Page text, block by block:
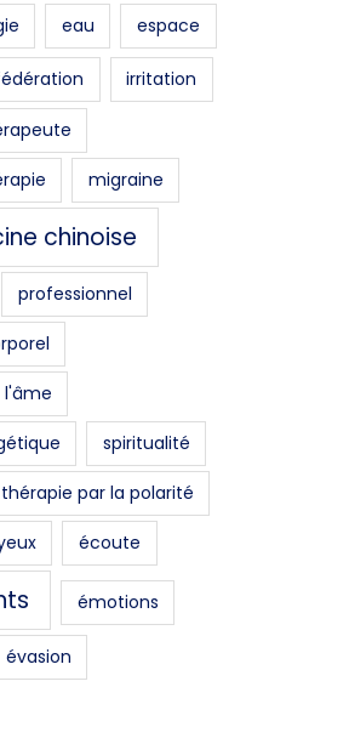
eau espace
irritation
migraine
chinoise
professionnel
l'âme
spiritualité
thérapie par la polarité
écoute
émotions
évasion